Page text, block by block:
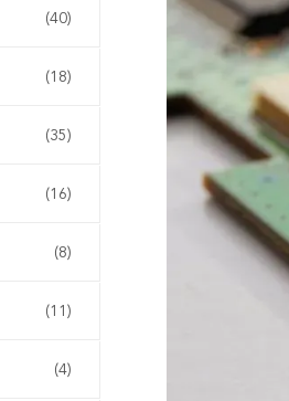
(40)
(18)
(35)
(16)
(8)
(11)
(4)